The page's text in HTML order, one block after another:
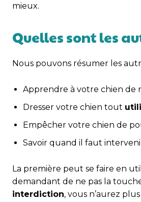
mieux.
Quelles sont les
Nous pouvons résumer les
Apprendre à votre chien de
Dresser votre chien tout
Empêcher votre chien de
Savoir quand il faut
La première peut se faire en
demandant de ne pas la
interdiction, vous n’aurez